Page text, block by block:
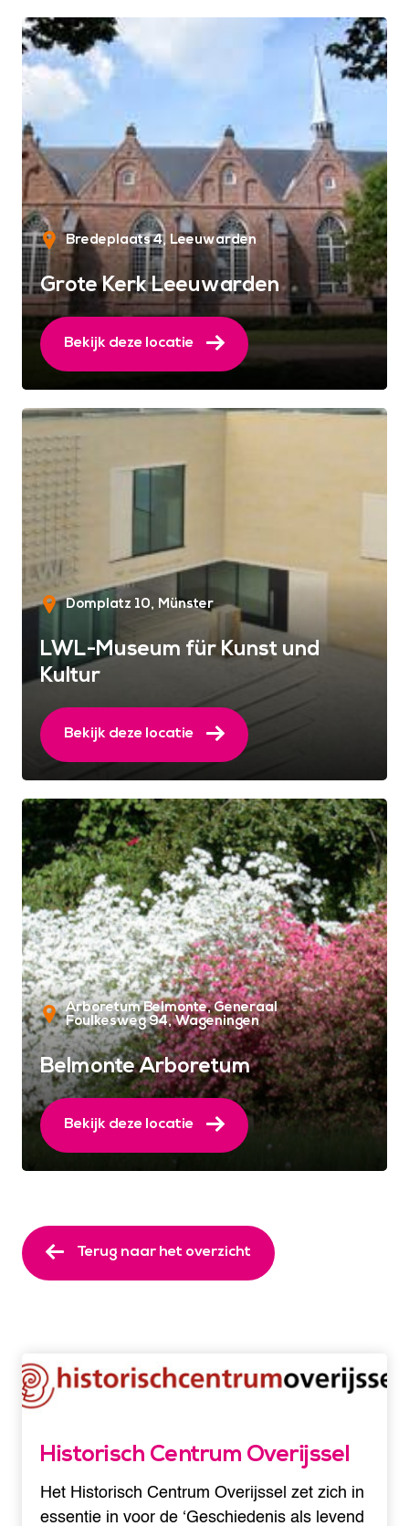
Bredeplaats 4 Leeuwarden
Grote Kerk Leeuwarden
Bekijk deze locatie
Domplatz 10 Münster
LWL-Museum für Kunst und
Kultur
Bekijk deze locatie
Arboretum Belmonte, Generaal
Foulkesweg 94 Wageningen
Belmonte Arboretum
Bekijk deze locatie
Terug naar het overzicht
Historisch Centrum Overijssel
Het Historisch Centrum Overijssel zet zich in
essentie in voor de ‘Geschiedenis als levend